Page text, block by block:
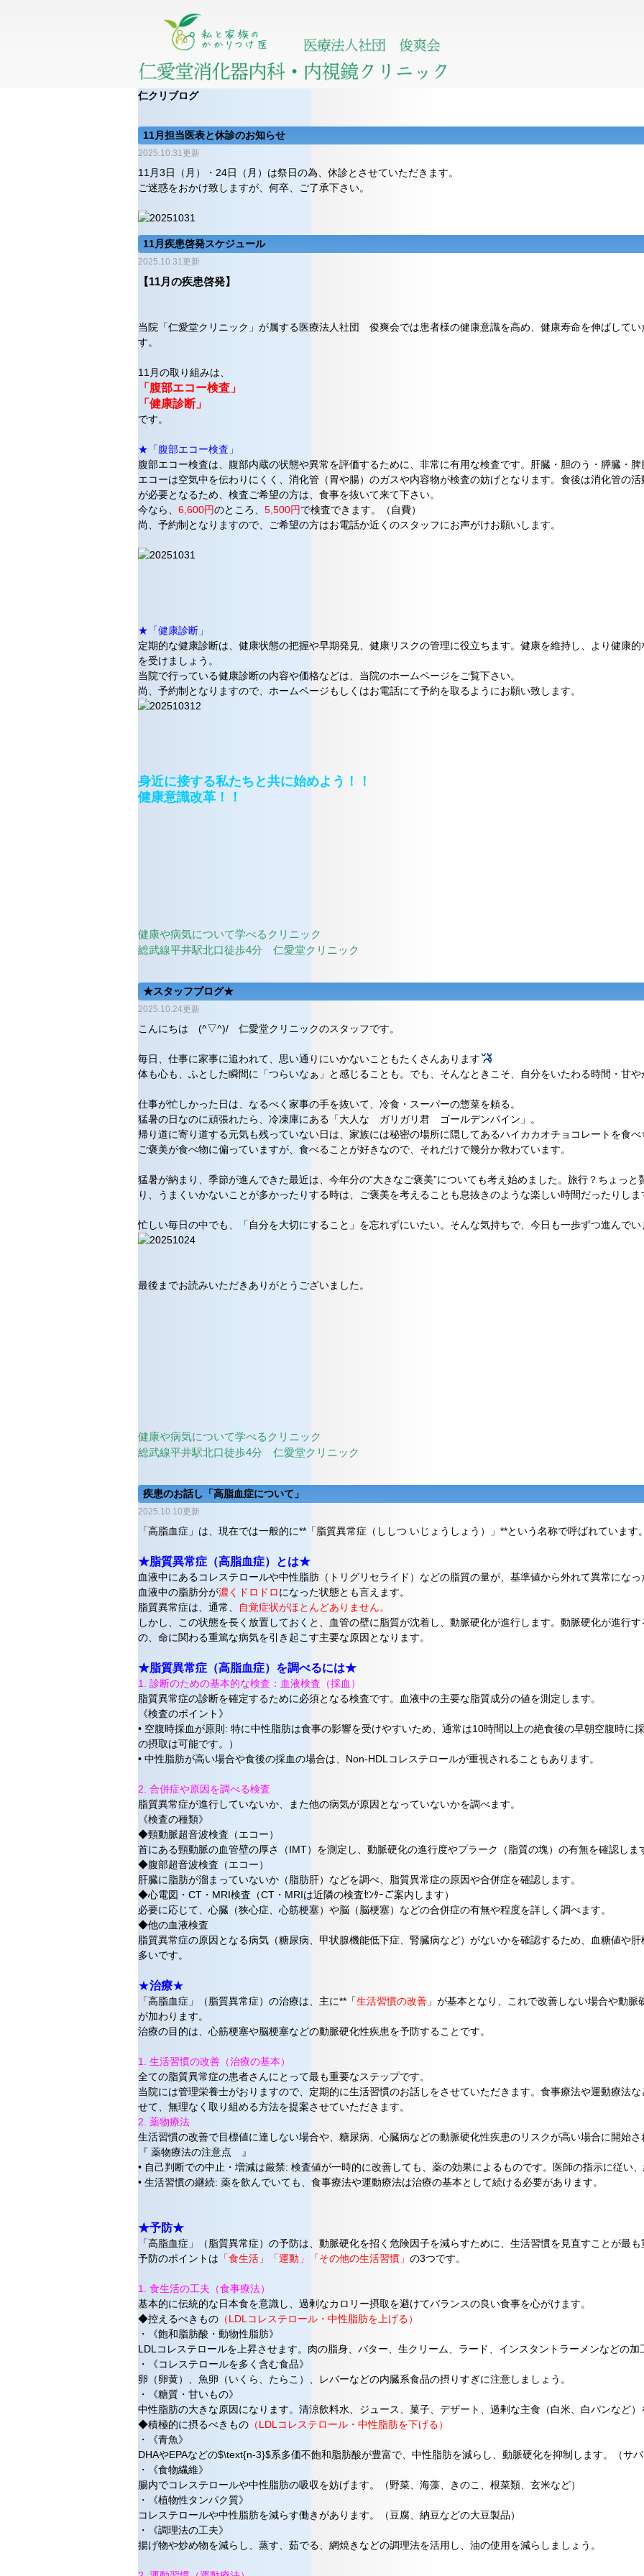
仁クリブログ
11月担当医表と休診のお知らせ
2025.10.31更新
11月3日（月）・24日（月）は祭日の為、休診とさせていただきます。
ご迷惑をおかけ致しますが、何卒、ご了承下さい。
11月疾患啓発スケジュール
2025.10.31更新
【11月の疾患啓発】
当院「仁愛堂クリニック」が属する医療法人社団 俊爽会では患者様の健康意識を高め、健康寿命を伸ばしてい
す。
11月の取り組みは、
「腹部エコー検査」
「健康診断」
です。
★「腹部エコー検査」
腹部エコー検査は、腹部内蔵の状態や異常を評価するために、非常に有用な検査です。肝臓・胆のう・膵臓・脾
エコーは空気中を伝わりにくく、消化管（胃や腸）のガスや内容物が検査の妨げとなります。食後は消化管の
が必要となるため、検査ご希望の方は、食事を抜いて来て下さい。
今なら、 6,600円のところ、 5,500円 で検査できます。（自費）
尚、予約制となりますので、ご希望の方はお電話か近くのスタッフにお声がけお願いします。
★「健康診断」
定期的な健康診断は、健康状態の把握や早期発見、健康リスクの管理に役立ちます。健康を維持し、より健康
を受けましょう。
当院で行っている健康診断の内容や価格などは、当院のホームページをご覧下さい。
尚、予約制となりますので、ホームページもしくはお電話にて予約を取るようにお願い致します。
身近に接する私たちと共に始めよう！！
健康意識改革！！
健康や病気について学べるクリニック
総武線平井駅北口徒歩4分 仁愛堂クリニック
★スタッフブログ★
2025.10.24更新
こんにちは (^▽^)/ 仁愛堂クリニックのスタッフです。
毎日、仕事に家事に追われて、思い通りにいかないこともたくさんあります
体も心も、ふとした瞬間に「つらいなぁ」と感じることも。でも、そんなときこそ、自分をいたわる時間・甘や
仕事が忙しかった日は、なるべく家事の手を抜いて、冷食・スーパーの惣菜を頼る。
猛暑の日なのに頑張れたら、冷凍庫にある「大人な ガリガリ君 ゴールデンパイン」。
帰り道に寄り道する元気も残っていない日は、家族には秘密の場所に隠してあるハイカカオチョコレートを食べ
ご褒美が食べ物に偏っていますが、食べることが好きなので、それだけで幾分か救わています。
猛暑が納まり、季節が進んできた最近は、今年分の“大きなご褒美”についても考え始めました。旅行？ちょっ
り、うまくいかないことが多かったりする時は、ご褒美を考えることも息抜きのような楽しい時間だったりしま
忙しい毎日の中でも、「自分を大切にすること」を忘れずにいたい。そんな気持ちで、今日も一歩ずつ進んでい
最後までお読みいただきありがとうございました。
健康や病気について学べるクリニック
総武線平井駅北口徒歩4分 仁愛堂クリニック
疾患のお話し「高脂血症について」
2025.10.10更新
「高脂血症」は、現在では一般的に**「脂質異常症（ししつ いじょうしょう）」**という名称で呼ばれています。
★脂質異常症（高脂血症）とは★
血液中にあるコレステロールや中性脂肪（トリグリセライド）などの脂質の量が、基準値から外れて異常になっ
血液中の脂肪分が濃くドロドロ になった状態とも言えます。
脂質異常症は、通常、
自覚症状がほとんどありません。
しかし、この状態を長く放置しておくと、血管の壁に脂質が沈着し、動脈硬化が進行します。動脈硬化が進行す
の、命に関わる重篤な病気を引き起こす主要な原因となります。
★脂質異常症（高脂血症）を調べるには★
1. 診断のための基本的な検査：血液検査（採血）
脂質異常症の診断を確定するために必須となる検査です。血液中の主要な脂質成分の値を測定します。
《検査のポイント》
• 空腹時採血が原則: 特に中性脂肪は食事の影響を受けやすいため、通常は10時間以上の絶食後の早朝空腹時に
の摂取は可能です。）
• 中性脂肪が高い場合や食後の採血の場合は、Non-HDLコレステロールが重視されることもあります。
2. 合併症や原因を調べる検査
脂質異常症が進行していないか、また他の病気が原因となっていないかを調べます。
《検査の種類》
◆頸動脈超音波検査（エコー）
首にある頸動脈の血管壁の厚さ（IMT）を測定し、動脈硬化の進行度やプラーク（脂質の塊）の有無を確認しま
◆腹部超音波検査（エコー）
肝臓に脂肪が溜まっていないか（脂肪肝）などを調べ、脂質異常症の原因や合併症を確認します。
◆心電図・CT・MRI検査（CT・MRIは近隣の検査ｾﾝﾀｰご案内します）
必要に応じて、心臓（狭心症、心筋梗塞）や脳（脳梗塞）などの合併症の有無や程度を詳しく調べます。
◆他の血液検査
脂質異常症の原因となる病気（糖尿病、甲状腺機能低下症、腎臓病など）がないかを確認するため、血糖値や
多いです。
★治療★
「高脂血症」（脂質異常症）の治療は、主に**「 生活習慣の改善 」が基本となり、これで改善しない場合や動脈
が加わります。
治療の目的は、心筋梗塞や脳梗塞などの動脈硬化性疾患を予防することです。
1. 生活習慣の改善（治療の基本）
全ての脂質異常症の患者さんにとって最も重要なステップです。
当院には管理栄養士がおりますので、定期的に生活習慣のお話しをさせていただきます。食事療法や運動療法
せて、無理なく取り組める方法を提案させていただきます。
2. 薬物療法
生活習慣の改善で目標値に達しない場合や、糖尿病、心臓病などの動脈硬化性疾患のリスクが高い場合に開始さ
『 薬物療法の注意点 』
• 自己判断での中止・増減は厳禁: 検査値が一時的に改善しても、薬の効果によるものです。医師の指示に従い
• 生活習慣の継続: 薬を飲んでいても、食事療法や運動療法は治療の基本として続ける必要があります。
★予防★
「高脂血症」（脂質異常症）の予防は、動脈硬化を招く危険因子を減らすために、生活習慣を見直すことが最も
予防のポイントは 「食生活」「運動」「その他の生活習慣」 の3つです。
1. 食生活の工夫（食事療法）
基本的に伝統的な日本食を意識し、過剰なカロリー摂取を避けてバランスの良い食事を心がけます。
◆控えるべきもの （LDLコレステロール・中性脂肪を上げる）
・《飽和脂肪酸・動物性脂肪》
LDLコレステロールを上昇させます。肉の脂身、バター、生クリーム、ラード、インスタントラーメンなどの加
・《コレステロールを多く含む食品》
卵（卵黄）、魚卵（いくら、たらこ）、レバーなどの内臓系食品の摂りすぎに注意しましょう。
・《糖質・甘いもの》
中性脂肪の大きな原因になります。清涼飲料水、ジュース、菓子、デザート、過剰な主食（白米、白パンなど）
◆積極的に摂るべきもの （LDLコレステロール・中性脂肪を下げる）
・《青魚》
DHAやEPAなどの$\text{n-3}$系多価不飽和脂肪酸が豊富で、中性脂肪を減らし、動脈硬化を抑制します。（サバ
・《食物繊維》
腸内でコレステロールや中性脂肪の吸収を妨げます。（野菜、海藻、きのこ、根菜類、玄米など）
・《植物性タンパク質》
コレステロールや中性脂肪を減らす働きがあります。（豆腐、納豆などの大豆製品）
・《調理法の工夫》
揚げ物や炒め物を減らし、蒸す、茹でる、網焼きなどの調理法を活用し、油の使用を減らしましょう。